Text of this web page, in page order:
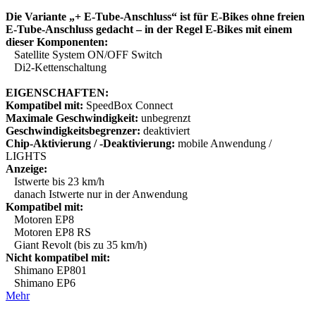
Die Variante „+ E-Tube-Anschluss“ ist für E-Bikes ohne freien
E-Tube-Anschluss gedacht – in der Regel E-Bikes mit einem
dieser Komponenten:
Satellite System ON/OFF Switch
Di2-Kettenschaltung
EIGENSCHAFTEN:
Kompatibel mit: SpeedBox Connect
Maximale Geschwindigkeit: unbegrenzt
Geschwindigkeitsbegrenzer: deaktiviert
Chip-Aktivierung / -Deaktivierung: mobile Anwendung /
LIGHTS
Anzeige:
Istwerte bis 23 km/h
danach Istwerte nur in der Anwendung
Kompatibel mit:
Motoren EP8
Motoren EP8 RS
Giant Revolt (bis zu 35 km/h)
Nicht kompatibel mit:
Shimano EP801
Shimano EP6
Mehr